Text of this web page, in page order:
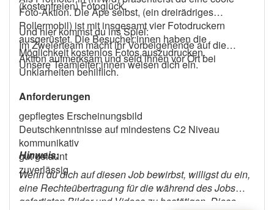
(kostenfreien) Fotoglück.
Foto-Aktion. Die Ape selbst, (ein dreirädriges
Rollermobil) ist mit insgesamt vier Fotodruckern
ausgerüstet. Die Besucher:innen haben die
Möglichkeit kostenlos Fotos auszudrucken.
Und hier kommst du ins Spiel:
Im Zweierteam macht ihr Vorbeigehende auf die
Aktion aufmerksam und seid ihnen vor Ort bei
Unklarheiten behilflich.
Unsere Teamleiter:innen weisen dich ein.
Anforderungen
gepflegtes Erscheinungsbild
Deutschkenntnisse auf mindestens C2 Niveau
kommunikativ
gut gelaunt
zuverlässig
Hinweis:
Wenn du dich auf diesen Job bewirbst, willigst du ein,
eine Rechteübertragung für die während des Jobs
gefertigten Bilder und Videos zu bestätigen. Diese